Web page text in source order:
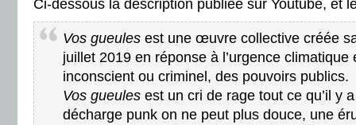
Ci-dessous la description publiée sur Youtube, et
Vos gueules est une œuvre collective créée
juillet 2019 en réponse à l’urgence climatique
inconscient ou criminel, des pouvoirs publics.
Vos gueules est un cri de rage tout ce qu’il y
décharge punk on ne peut plus douce, une